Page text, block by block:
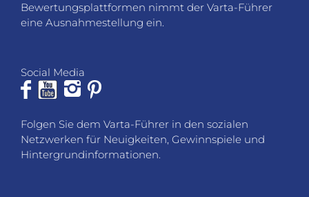
Bewertungsplattformen nimmt der Varta-Führer
eine Ausnahmestellung ein.
Social Media
Folgen Sie dem Varta-Führer in den sozialen
Netzwerken für Neuigkeiten, Gewinnspiele und
Hintergrundinformationen.